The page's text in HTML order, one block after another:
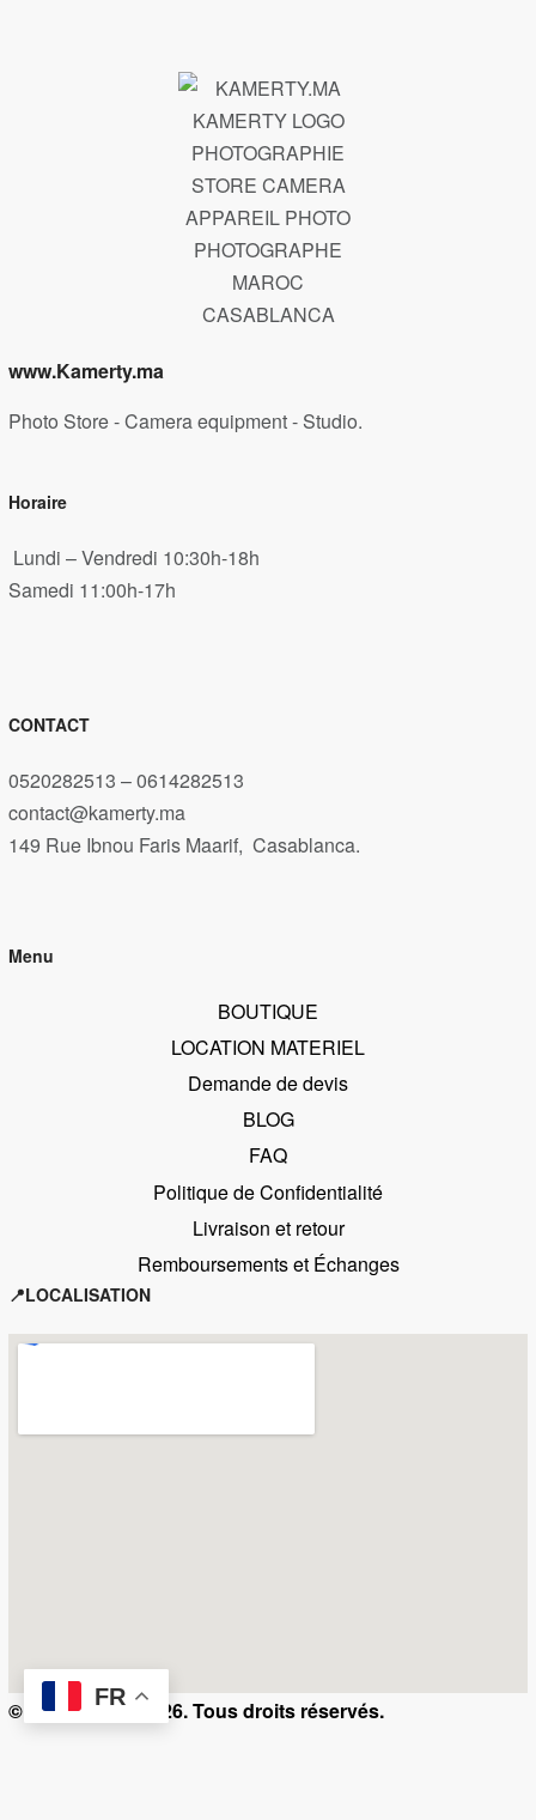
www.Kamerty.ma
Photo Store - Camera equipment - Studio.
Horaire
Lundi – Vendredi 10:30h-18h
Samedi 11:00h-17h
CONTACT
0520282513 – 0614282513
contact@kamerty.ma
149 Rue Ibnou Faris Maarif, Casablanca.
Menu
BOUTIQUE
LOCATION MATERIEL
Demande de devis
BLOG
FAQ
Politique de Confidentialité
Livraison et retour
Remboursements et Échanges
📍LOCALISATION
© Kamerty.ma 2026. Tous droits réservés.
FR